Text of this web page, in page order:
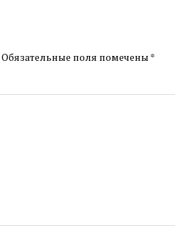
Обязательные поля помечены *